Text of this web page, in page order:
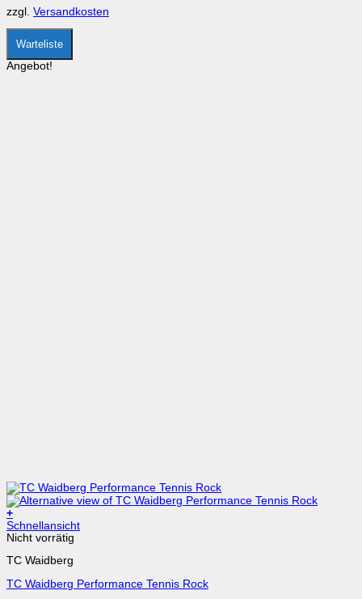
Produktseite
gewählt
werden
zzgl. Versandkosten
Warteliste
Angebot!
+
Dieses
Produkt
mehrere
auf.
Schnellansicht
Nicht vorrätig
TC Waidberg
TC Waidberg Performance Tennis Rock